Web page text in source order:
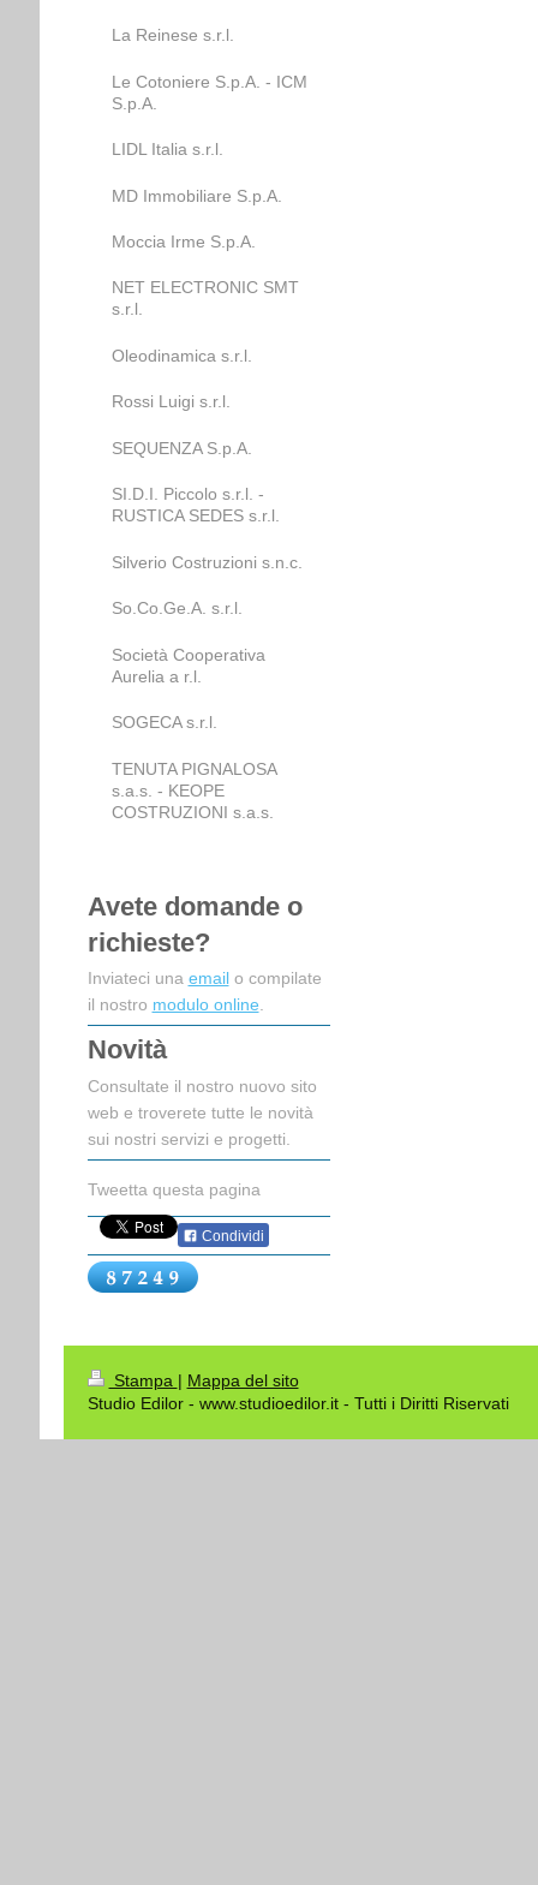
La Reinese s.r.l.
Le Cotoniere S.p.A. - ICM
S.p.A.
LIDL Italia s.r.l.
MD Immobiliare S.p.A.
Moccia Irme S.p.A.
NET ELECTRONIC SMT
s.r.l.
Oleodinamica s.r.l.
Rossi Luigi s.r.l.
SEQUENZA S.p.A.
SI.D.I. Piccolo s.r.l. -
RUSTICA SEDES s.r.l.
Silverio Costruzioni s.n.c.
So.Co.Ge.A. s.r.l.
Società Cooperativa
Aurelia a r.l.
SOGECA s.r.l.
TENUTA PIGNALOSA
s.a.s. - KEOPE
COSTRUZIONI s.a.s.
Avete domande o
richieste?
Inviateci una emailo compilate
il nostro modulo online.
Novità
Consultate il nostro nuovo sito
web e troverete tutte le novità
sui nostri servizi e progetti.
Tweetta questa pagina
Condividi
Stampa | Mappa del sito
Studio Edilor - www.studioedilor.it - Tutti i Diritti Riservati